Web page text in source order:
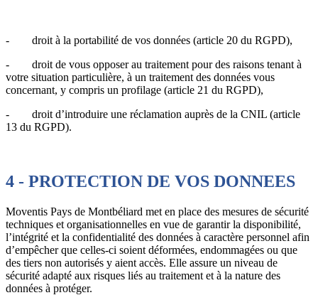
- droit à la portabilité de vos données (article 20 du RGPD),
- droit de vous opposer au traitement pour des raisons tenant à
votre situation particulière, à un traitement des données vous
concernant, y compris un profilage (article 21 du RGPD),
- droit d’introduire une réclamation auprès de la CNIL (article
13 du RGPD).
4 - PROTECTION DE VOS DONNEES
Moventis Pays de Montbéliard met en place des mesures de sécurité
techniques et organisationnelles en vue de garantir la disponibilité,
l’intégrité et la confidentialité des données à caractère personnel afin
d’empêcher que celles-ci soient déformées, endommagées ou que
des tiers non autorisés y aient accès. Elle assure un niveau de
sécurité adapté aux risques liés au traitement et à la nature des
données à protéger.